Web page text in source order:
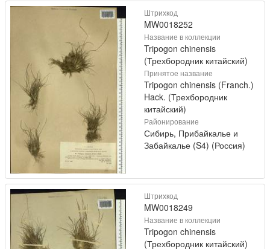
Штрихкод
MW0018252
Название в коллекции
Tripogon chinensis
(Трехбородник китайский)
Принятое название
Tripogon chinensis (Franch.)
Hack. (Трехбородник
китайский)
Районирование
Сибирь, Прибайкалье и
Забайкалье (S4) (Россия)
Штрихкод
MW0018249
Название в коллекции
Tripogon chinensis
(Трехбородник китайский)